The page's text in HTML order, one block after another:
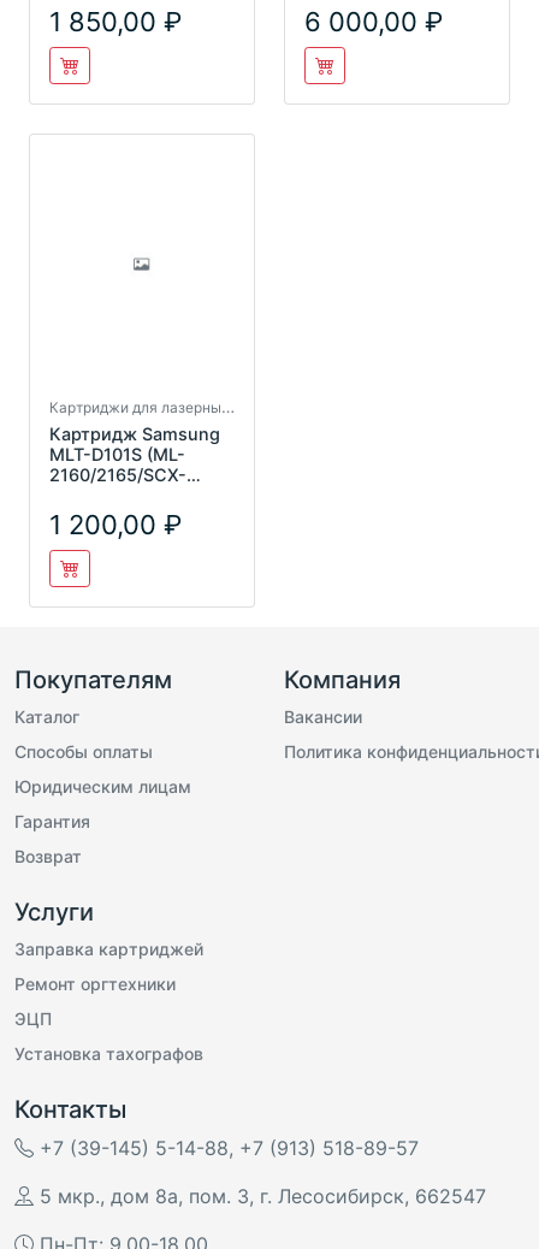
версии ПО
1 850,00 6 000,00
Картриджи для лазерных принтеров
Картридж Samsung
MLT-D101S (ML-
2160/2165/SCX-
Premium
1 200,00
Покупателям
Каталог
Способы оплаты
Юридическим лицам
Гарантия
Возврат
Компания
Вакансии
Политика
Услуги
Заправка картриджей
Ремонт оргтехники
ЭЦП
Установка тахографов
Контакты
+7 (39-145) 5-14-88, +7 (913) 518-89-57
5 мкр., дом 8а, пом. 3, г. Лесосибирск, 662547